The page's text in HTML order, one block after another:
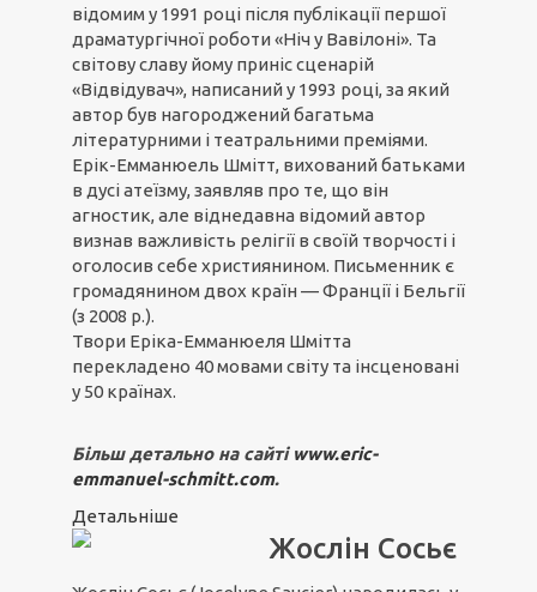
відомим у 1991 році після публікації першої
драматургічної роботи «Ніч у Вавілоні». Та
світову славу йому приніс сценарій
«Відвідувач», написаний у 1993 році, за який
автор був нагороджений багатьма
літературними і театральними преміями.
Ерік-Емманюель Шмітт, вихований батьками
в дусі атеїзму, заявляв про те, що він
агностик, але віднедавна відомий автор
визнав важливість релігії в своїй творчості і
оголосив себе християнином. Письменник є
громадянином двох країн — Франції і Бельгії
(з 2008 р.).
Твори Еріка-Емманюеля Шмітта
перекладено 40 мовами світу та інсценовані
у 50 країнах.
Більш детально на сайті www.eric-
emmanuel-schmitt.com.
Детальніше
Жослін Сосьє